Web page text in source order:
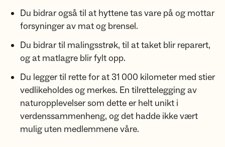
Du bidrar også til at hyttene tas vare på og mottar
forsyninger av mat og brensel.
Du bidrar til malingsstrøk, til at taket blir reparert,
og at matlagre blir fylt opp.
Du legger til rette for at 31 000 kilometer med stier
vedlikeholdes og merkes. En tilrettelegging av
naturopplevelser som dette er helt unikt i
verdenssammenheng, og det hadde ikke vært
mulig uten medlemmene våre.